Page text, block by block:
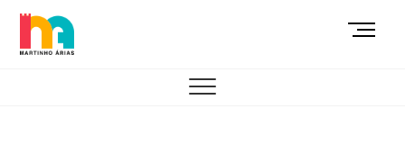
Skip
content
M